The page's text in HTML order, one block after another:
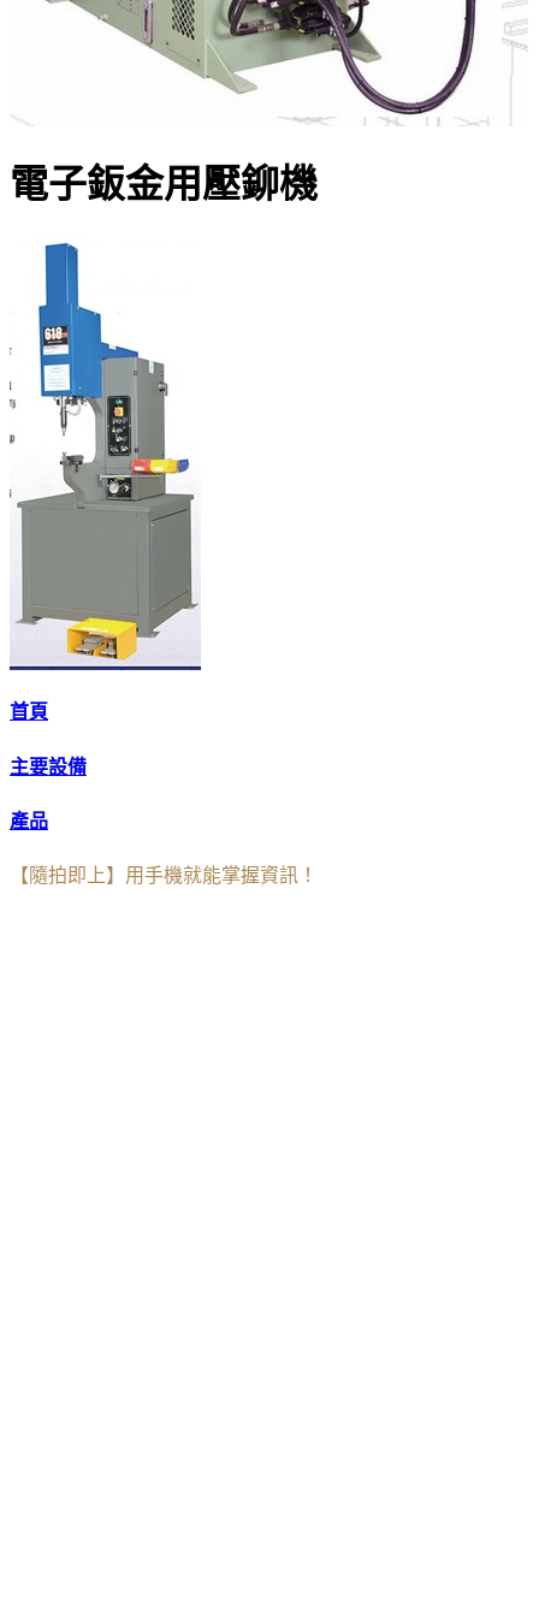
電子鈑金用壓鉚機
首頁
主要設備
產品
【隨拍即上】用手機就能掌握資訊！